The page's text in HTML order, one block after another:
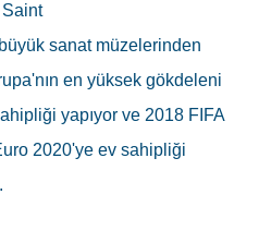
Saint
sanat müzelerinden
en yüksek gökdeleni
yapıyor ve 2018 FIFA
2020'ye ev sahipliği